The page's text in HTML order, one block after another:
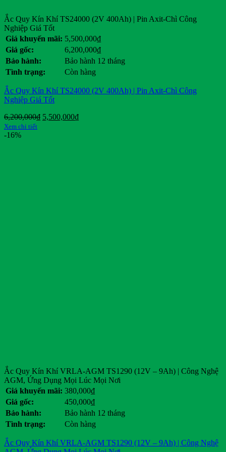
Ắc Quy Kín Khí TS24000 (2V 400Ah) | Pin Axit-Chì Công
Nghiệp Giá Tốt
Giá khuyến mãi: 5,500,000₫
Giá gốc:
6,200,000₫
Bảo hành:
Bảo hành 12 tháng
Tình trạng:
Còn hàng
Ắc Quy Kín Khí TS24000 (2V 400Ah) | Pin Axit-Chì Công
Nghiệp Giá Tốt
6,200,000₫ Giá
5,500,000₫Giá
Xem chi tiết
-16%
Ắc Quy Kín Khí VRLA-AGM TS1290 (12V – 9Ah) | Công Nghệ
AGM, Ứng Dụng Mọi Lúc Mọi Nơi
Giá khuyến mãi: 380,000₫
Giá gốc:
450,000₫
Bảo hành:
Bảo hành 12 tháng
Tình trạng:
Còn hàng
Ắc Quy Kín Khí VRLA-AGM TS1290 (12V – 9Ah) | Công Nghệ